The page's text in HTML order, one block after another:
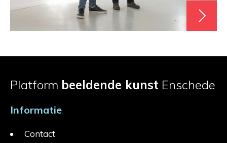
Platform beeldende kunst Enschede
Informatie
Contact